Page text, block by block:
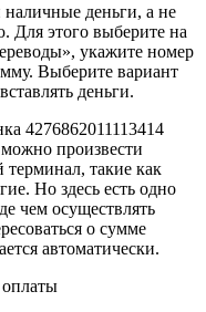
деньги, а не
Для этого выберите на
укажите номер
Выберите вариант
деньги.
4276862011113414
произвести
такие как
Но здесь есть одно
чем осуществлять
о сумме
автоматически.
оплаты